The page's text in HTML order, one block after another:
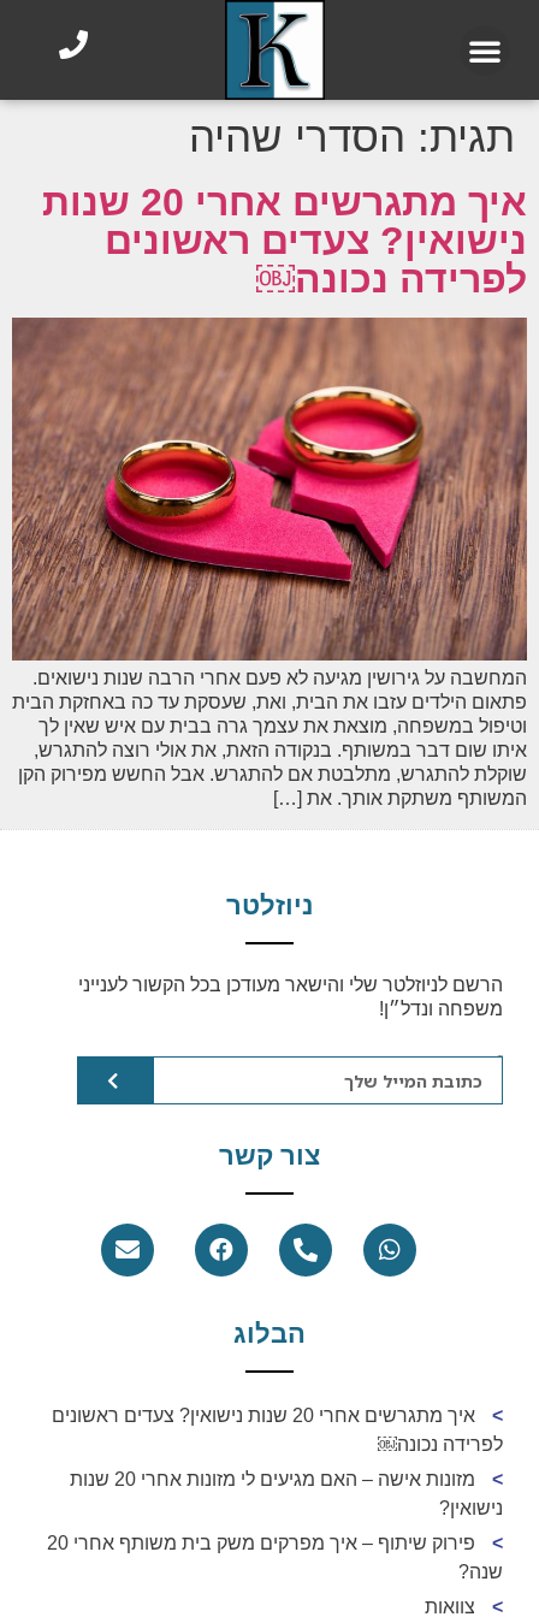
תגית: הסדרי שהיה
איך מתגרשים אחרי 20 שנות
נישואין? צעדים ראשונים
לפרידה נכונה￼
המחשבה על גירושין מגיעה לא פעם אחרי הרבה שנות נישואים.
פתאום הילדים עזבו את הבית, ואת, שעסקת עד כה באחזקת הבית
וטיפול במשפחה, מוצאת את עצמך גרה בבית עם איש שאין לך
איתו שום דבר במשותף. בנקודה הזאת, את אולי רוצה להתגרש,
שוקלת להתגרש, מתלבטת אם להתגרש. אבל החשש מפירוק הקן
המשותף משתקת אותך. את […]
ניוזלטר
הרשם לניוזלטר שלי והישאר מעודכן בכל הקשור לענייני
משפחה ונדל״ן!
צור קשר
הבלוג
איך מתגרשים אחרי 20 שנות נישואין? צעדים ראשונים
לפרידה נכונה￼
מזונות אישה – האם מגיעים לי מזונות אחרי 20 שנות
נישואין?
פירוק שיתוף – איך מפרקים משק בית משותף אחרי 20
שנה?
צוואות